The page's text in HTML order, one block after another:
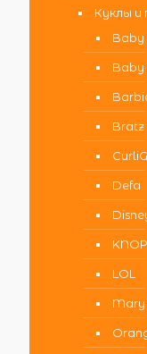
Куклы и
Baby
Baby
Bratz
Defa
LOL
Mary